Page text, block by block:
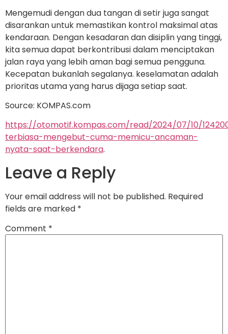
Mengemudi dengan dua tangan di setir juga sangat
disarankan untuk memastikan kontrol maksimal atas
kendaraan. Dengan kesadaran dan disiplin yang tinggi,
kita semua dapat berkontribusi dalam menciptakan
jalan raya yang lebih aman bagi semua pengguna.
Kecepatan bukanlah segalanya. keselamatan adalah
prioritas utama yang harus dijaga setiap saat.
Source: KOMPAS.com
https://otomotif.kompas.com/read/2024/07/10/
terbiasa-mengebut-cuma-memicu-ancaman-
nyata-saat-berkendara.
Leave a Reply
Your email address will not be published. Required
fields are marked *
Comment *